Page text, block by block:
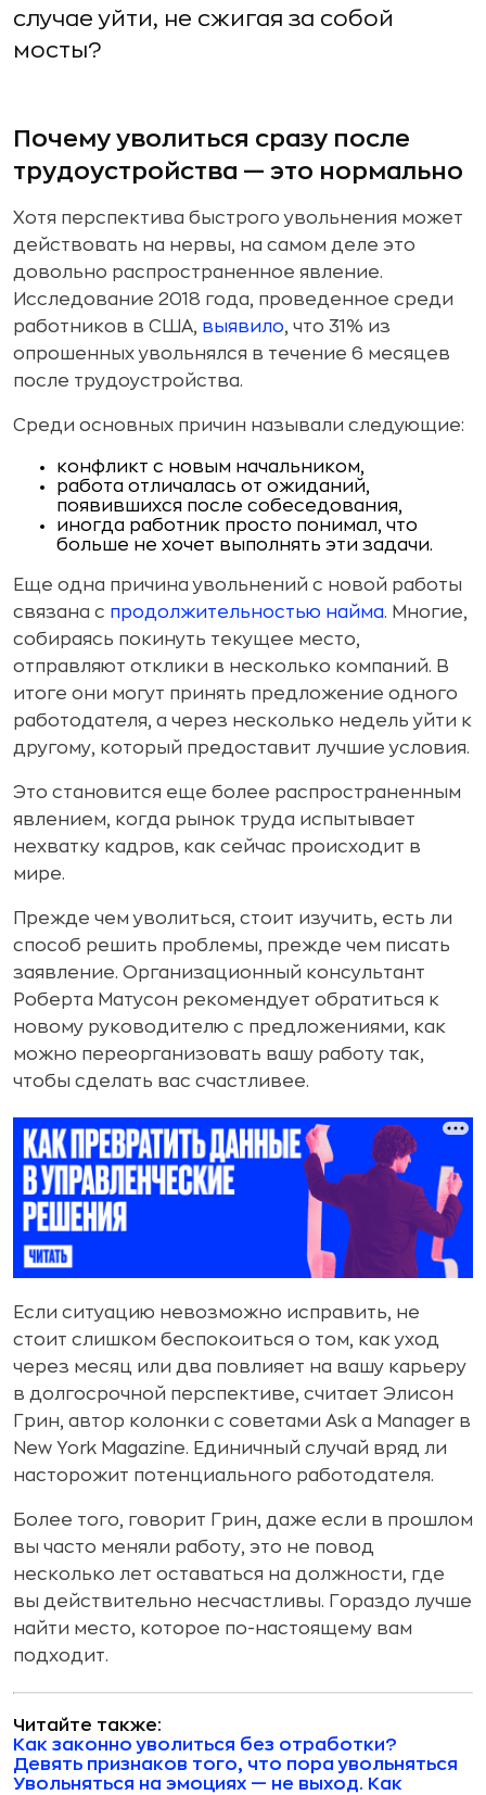
случае уйти, не сжигая за собой
мосты?
Почему уволиться сразу после
трудоустройства — это нормально
Хотя перспектива быстрого увольнения может
действовать на нервы, на самом деле это
довольно распространенное явление.
Исследование 2018 года, проведенное среди
работников в США, выявило, что 31% из
опрошенных увольнялся в течение 6 месяцев
после трудоустройства.
Среди основных причин называли следующие:
конфликт с новым начальником,
работа отличалась от ожиданий,
появившихся после собеседования,
иногда работник просто понимал, что
больше не хочет выполнять эти задачи.
Еще одна причина увольнений с новой работы
связана с продолжительностью найма. Многие,
собираясь покинуть текущее место,
отправляют отклики в несколько компаний. В
итоге они могут принять предложение одного
работодателя, а через несколько недель уйти к
другому, который предоставит лучшие условия.
Это становится еще более распространенным
явлением, когда рынок труда испытывает
нехватку кадров, как сейчас происходит в
мире.
Прежде чем уволиться, стоит изучить, есть ли
способ решить проблемы, прежде чем писать
заявление. Организационный консультант
Роберта Матусон рекомендует обратиться к
новому руководителю с предложениями, как
можно переорганизовать вашу работу так,
чтобы сделать вас счастливее.
Если ситуацию невозможно исправить, не
стоит слишком беспокоиться о том, как уход
через месяц или два повлияет на вашу карьеру
в долгосрочной перспективе, считает Элисон
Грин, автор колонки с советами Ask a Manager в
New York Magazine. Единичный случай вряд ли
насторожит потенциального работодателя.
Более того, говорит Грин, даже если в прошлом
вы часто меняли работу, это не повод
несколько лет оставаться на должности, где
вы действительно несчастливы. Гораздо лучше
найти место, которое по-настоящему вам
подходит.
Читайте также:
Как законно уволиться без отработки?
Девять признаков того, что пора увольняться
Увольняться на эмоциях — не выход. Как